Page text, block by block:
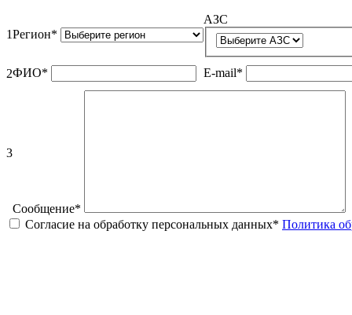
1Регион*
АЗС
2ФИО* Е-mail*
3
Сообщение*
Согласие на обработку персональных данных* Политика